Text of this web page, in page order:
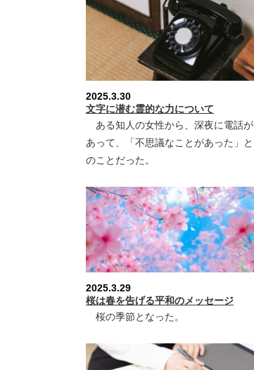
2025.3.30
文字に潜む霊的な力について
ある知人の女性から、深夜に電話が
あって、「不思議なことがあった」と
のことだった。
2025.3.29
桜は春を告げる平和のメッセージ
桜の季節となった。